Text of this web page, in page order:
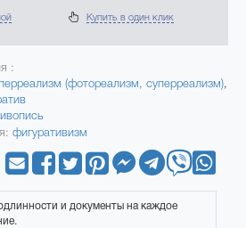
Купить в один клик
:
(фотореализм, суперреализм),
фигуративизм
и документы на каждое